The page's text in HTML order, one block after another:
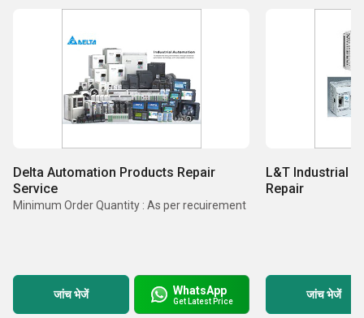
Delta Automation Products Repair
Service
Minimum Order Quantity : As per recuirement
जांच भेजें WhatsApp
Get Latest Price
L&T Industrial
Repair
जांच भेजें